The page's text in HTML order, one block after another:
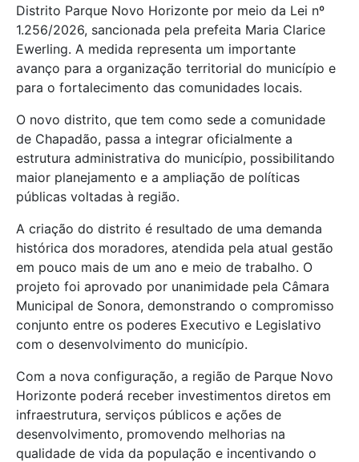
Distrito Parque Novo Horizonte por meio da Lei nº
1.256/2026, sancionada pela prefeita Maria Clarice
Ewerling. A medida representa um importante
avanço para a organização territorial do município e
para o fortalecimento das comunidades locais.
O novo distrito, que tem como sede a comunidade
de Chapadão, passa a integrar oficialmente a
estrutura administrativa do município, possibilitando
maior planejamento e a ampliação de políticas
públicas voltadas à região.
A criação do distrito é resultado de uma demanda
histórica dos moradores, atendida pela atual gestão
em pouco mais de um ano e meio de trabalho. O
projeto foi aprovado por unanimidade pela Câmara
Municipal de Sonora, demonstrando o compromisso
conjunto entre os poderes Executivo e Legislativo
com o desenvolvimento do município.
Com a nova configuração, a região de Parque Novo
Horizonte poderá receber investimentos diretos em
infraestrutura, serviços públicos e ações de
desenvolvimento, promovendo melhorias na
qualidade de vida da população e incentivando o